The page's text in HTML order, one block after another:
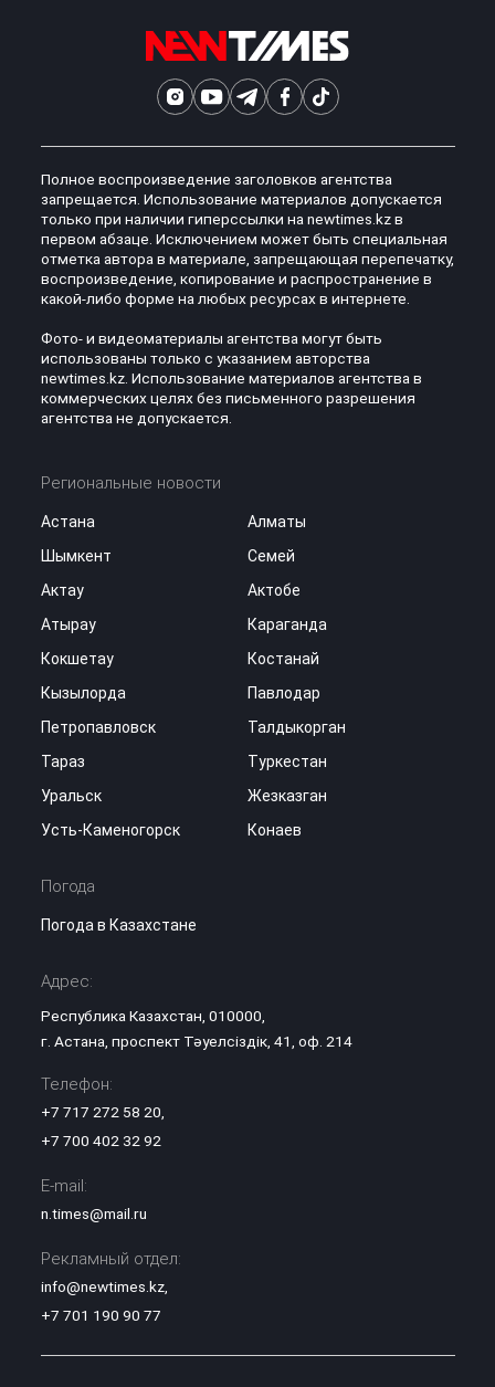
Полное воспроизведение заголовков агентства
запрещается. Использование материалов допускается
только при наличии гиперссылки на newtimes.kz в
первом абзаце. Исключением может быть специальная
отметка автора в материале, запрещающая перепечатку,
воспроизведение, копирование и распространение в
какой-либо форме на любых ресурсах в интернете.
Фото- и видеоматериалы агентства могут быть
использованы только с указанием авторства
newtimes.kz. Использование материалов агентства в
коммерческих целях без письменного разрешения
агентства не допускается.
Региональные новости
Астана
Алматы
Шымкент
Семей
Актау
Актобе
Атырау
Караганда
Кокшетау
Костанай
Кызылорда
Павлодар
Петропавловск
Талдыкорган
Тараз
Туркестан
Уральск
Жезказган
Усть-Каменогорск
Конаев
Погода
Погода в Казахстане
Адрес:
Республика Казахстан, 010000,
г. Астана, проспект Тәуелсіздік, 41, оф. 214
Телефон:
+7 717 272 58 20,
+7 700 402 32 92
E-mail:
n.times@mail.ru
Рекламный отдел:
info@newtimes.kz,
+7 701 190 90 77